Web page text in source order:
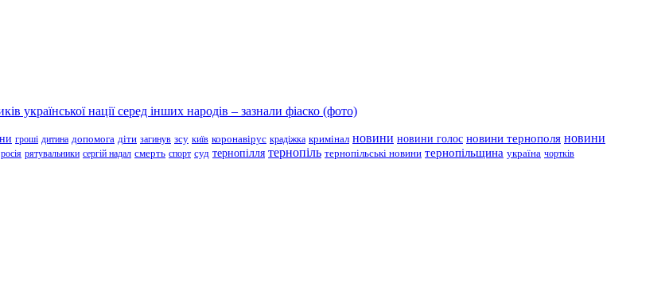
української нації серед інших народів – зазнали фіаско (фото)
гроші дитина допомога діти загинув зсу київ коронавірус крадіжка кримінал новини новини голос новини тернополя новини
росія рятувальники сергій надал смерть спорт суд тернопілля тернопіль тернопільські новини тернопільщина україна чортків